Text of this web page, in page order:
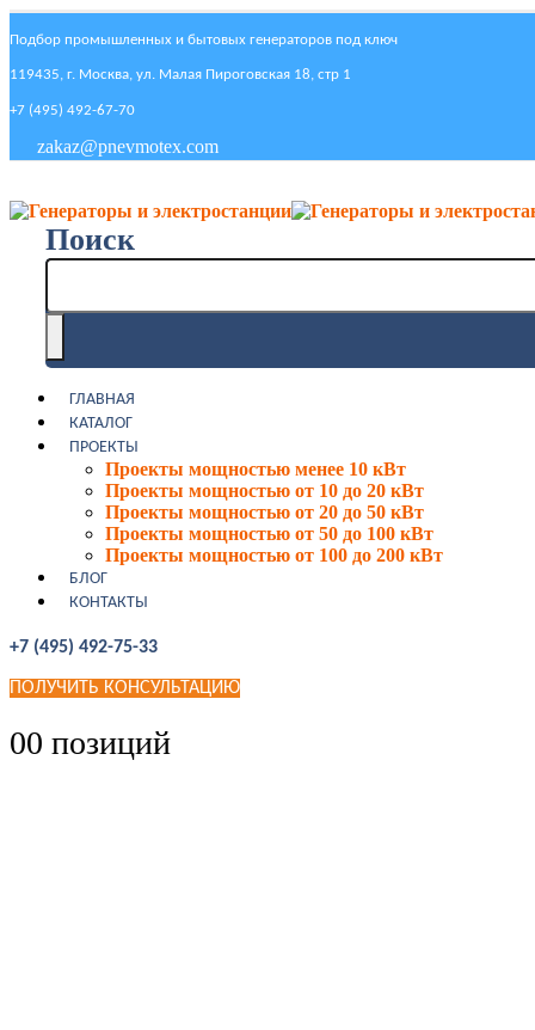
Подбор промышленных и бытовых генераторов под ключ
119435, г. Москва, ул. Малая Пироговская 18, стр 1
+7 (495) 492-67-70
zakaz@pnevmotex.com
Поиск
ГЛАВНАЯ
КАТАЛОГ
ПРОЕКТЫ
Проекты мощностью менее 10 кВт
Проекты мощностью от 10 до 20 кВт
Проекты мощностью от 20 до 50 кВт
Проекты мощностью от 50 до 100 кВт
Проекты мощностью от 100 до 200 кВт
БЛОГ
КОНТАКТЫ
+7 (495) 492-75-33
ПОЛУЧИТЬ КОНСУЛЬТАЦИЮ
00 позиций